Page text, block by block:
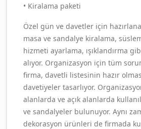
• Kiralama paketi
Özel gün ve davetler için
masa ve sandalye kiralama,
hizmeti ayarlama, ışıklandırma
alıyor. Organizasyon için tüm
firma, davetli listesinin hazır
davetiyeler tasarlıyor.
alanlarda ve açık alanlarda
ve sandalyeler bulunuyor. Aynı
dekorasyon ürünleri de firmada